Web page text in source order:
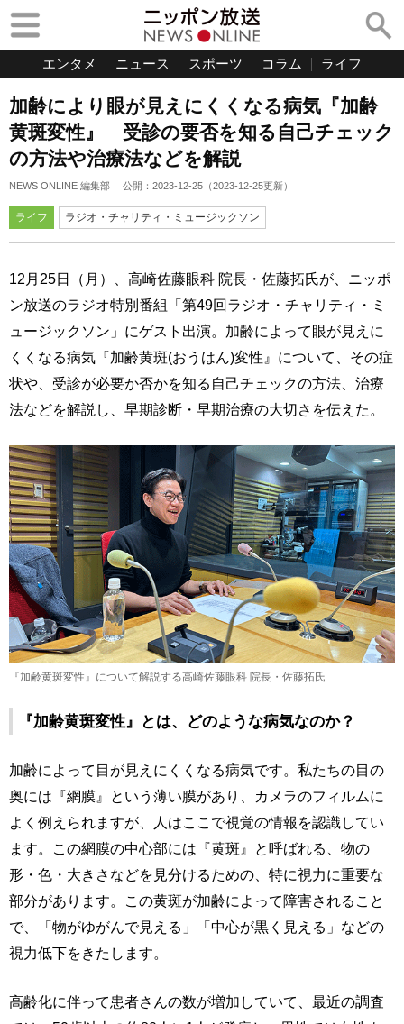
エンタメ ニュース スポーツ コラム ライフ
加齢により眼が見えにくくなる病気『加齢
黄斑変性』 受診の要否を知る自己チェック
の方法や治療法などを解説
NEWS ONLINE 編集部 公開： 2023-12-25 （2023-12-25更新）
ライフ ラジオ・チャリティ・ミュージックソン
12月25日（月）、高崎佐藤眼科 院長・佐藤拓氏が、ニッポ
ン放送のラジオ特別番組「第49回ラジオ・チャリティ・ミ
ュージックソン」にゲスト出演。加齢によって眼が見えに
くくなる病気『加齢黄斑(おうはん)変性』について、その症
状や、受診が必要か否かを知る自己チェックの方法、治療
法などを解説し、早期診断・早期治療の大切さを伝えた。
『加齢黄斑変性』について解説する高崎佐藤眼科 院長・佐藤拓氏
『加齢黄斑変性』とは、どのような病気なのか？
加齢によって目が見えにくくなる病気です。私たちの目の
奥には『網膜』という薄い膜があり、カメラのフィルムに
よく例えられますが、人はここで視覚の情報を認識してい
ます。この網膜の中心部には『黄斑』と呼ばれる、物の
形・色・大きさなどを見分けるための、特に視力に重要な
部分があります。この黄斑が加齢によって障害されること
で、「物がゆがんで見える」「中心が黒く見える」などの
視力低下をきたします。
高齢化に伴って患者さんの数が増加していて、最近の調査